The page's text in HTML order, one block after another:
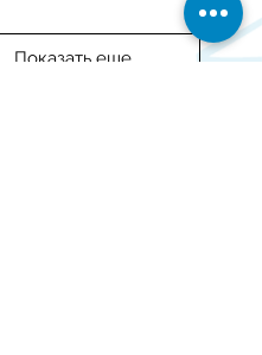
Показать еще